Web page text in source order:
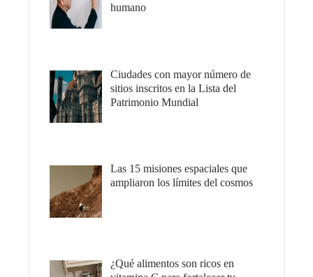
humano
Ciudades con mayor número de
sitios inscritos en la Lista del
Patrimonio Mundial
Las 15 misiones espaciales que
ampliaron los límites del cosmos
¿Qué alimentos son ricos en